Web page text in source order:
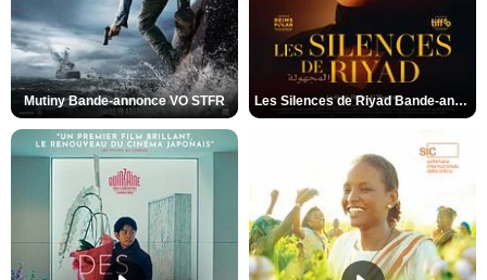
Mutiny Bande-annonce VO STFR Les Silences de Riyad Bande-annonce VO STFR